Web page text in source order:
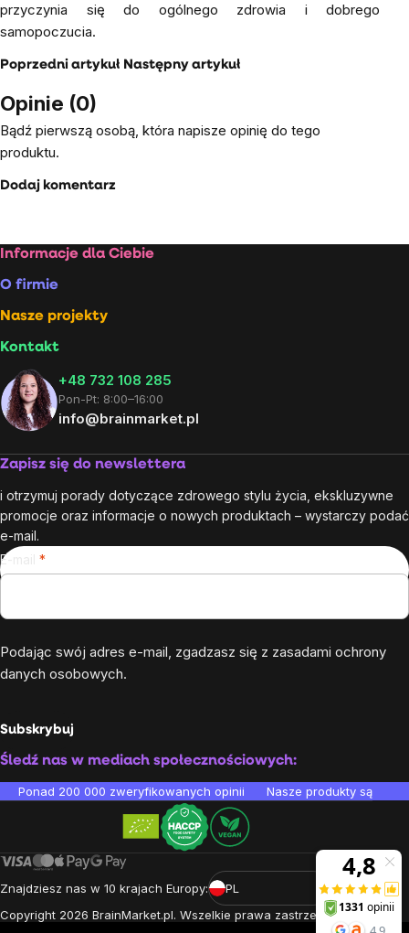
przyczynia się do ogólnego zdrowia i dobrego
samopoczucia.
Poprzedni artykuł Następny artykuł
Opinie (0)
Bądź pierwszą osobą, która napisze opinię do tego
produktu.
Dodaj komentarz
Stopka
Informacje dla Ciebie
O firmie
Nasze projekty
Kontakt
+48 732 108 285
Pon-Pt: 8:00–16:00
info@brainmarket.pl
Zapisz się do newslettera
i otrzymuj porady dotyczące zdrowego stylu życia, ekskluzywne
promocje oraz informacje o nowych produktach – wystarczy podać
e-mail.
E-mail
Podając swój adres e-mail, zgadzasz się z zasadami ochrony
danych osobowych.
Subskrybuj
Śledź nas w mediach społecznościowych:
Ponad 200 000 zweryfikowanych opinii Nasze produkty są
Znajdziesz nas w 10 krajach Europy:
PL
Copyright 2026 BrainMarket.pl. Wszelkie prawa zastrzeżone.